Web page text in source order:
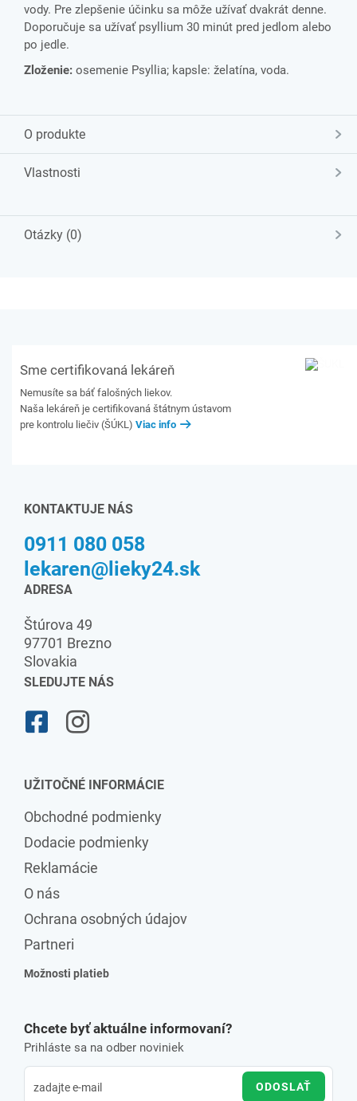
vody. Pre zlepšenie účinku sa môže užívať dvakrát denne.
Doporučuje sa užívať psyllium 30 minút pred jedlom alebo
po jedle.
Zloženie: osemenie Psyllia; kapsle: želatína, voda.
O produkte
Vlastnosti
Otázky (0)
Sme certifikovaná lekáreň
Nemusíte sa báť falošných liekov.
Naša lekáreň je certifikovaná štátnym ústavom
pre kontrolu liečiv (ŠÚKL) Viac info
KONTAKTUJE NÁS
0911 080 058
lekaren@lieky24.sk
ADRESA
Štúrova 49
97701 Brezno
Slovakia
SLEDUJTE NÁS
UŽITOČNÉ INFORMÁCIE
Obchodné podmienky
Dodacie podmienky
Reklamácie
O nás
Ochrana osobných údajov
Partneri
Možnosti platieb
Chcete byť aktuálne informovaní?
Prihláste sa na odber noviniek
ODOSLAŤ